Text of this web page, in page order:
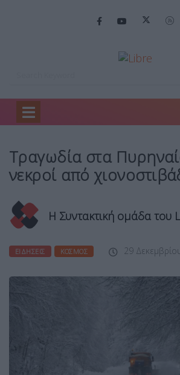
Home
Τραγωδία στα
νεκροί από
Η Συντακτική ομάδα του
ΕΙΔΉΣΕΙΣ ΚΌΣΜΟΣ 29